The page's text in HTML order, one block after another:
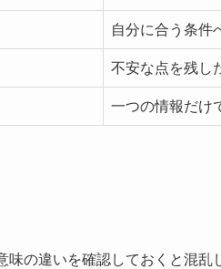
自分に合う条件
不安な点を残し
一つの情報だけ
の違いを確認しておくと混乱